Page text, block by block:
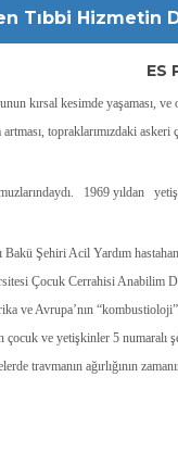
Tıbbi Hizmetin
ES
kırsal kesimde yaşaması,
topraklarımızdaki
1969 yıldan
Şehiri Acil Yardım
Çocuk Cerrahisi
ve Avrupa’nın
çocuk ve yetişkinler 5
travmanın ağırlığının